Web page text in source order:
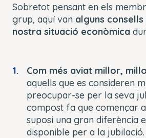
Sobretot pensant en els
grup, aquí van alguns
nostra situació econòmica
Com més aviat millor,
aquells que es consideren
preocupar-se per la seva
compost fa que començar
suposi una gran diferència
disponible per a la jubilació.